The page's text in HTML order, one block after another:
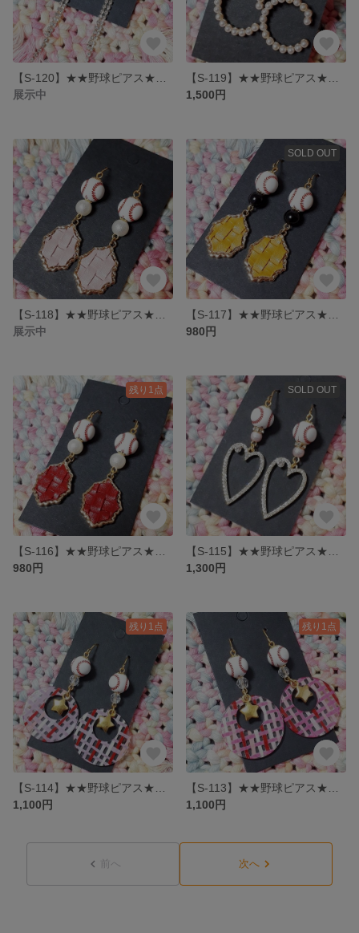
展示中
1,500円
展示中
SOLD OUT
980円
残り1点
980円
SOLD OUT
1,300円
残り1点
1,100円
残り1点
1,100円
前へ 次へ